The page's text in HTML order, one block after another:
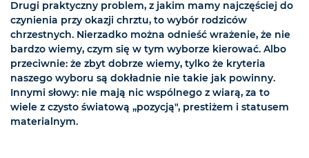
Drugi praktyczny problem, z jakim mamy najczęściej do
czynienia przy okazji chrztu, to wybór rodziców
chrzestnych. Nierzadko można odnieść wrażenie, że nie
bardzo wiemy, czym się w tym wyborze kierować. Albo
przeciwnie: że zbyt dobrze wiemy, tylko że kryteria
naszego wyboru są dokładnie nie takie jak powinny.
Innymi słowy: nie mają nic wspólnego z wiarą, za to
wiele z czysto światową „pozycją", prestiżem i statusem
materialnym.